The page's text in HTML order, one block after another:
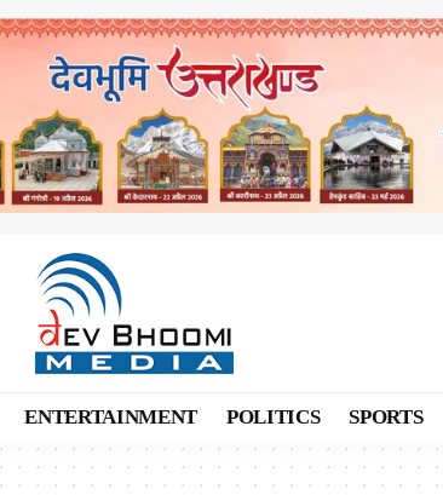
ENTERTAINMENT POLITICS SPORTS